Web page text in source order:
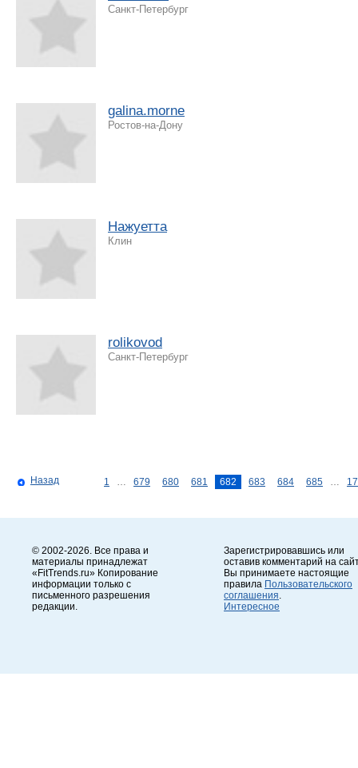
Санкт-Петербург
galina.morne
Ростов-на-Дону
Нажуетта
Клин
rolikovod
Санкт-Петербург
Назад 1 679 680 681 682 683 684 685
© 2002-2026. Все права и
материалы принадлежат
«FitTrends.ru» Копирование
информации только с
письменного разрешения
редакции.
Зарегистрировавшись или
оставив комментарий на
Вы принимаете настоящие
правила Пользовательского
соглашения
Интересное